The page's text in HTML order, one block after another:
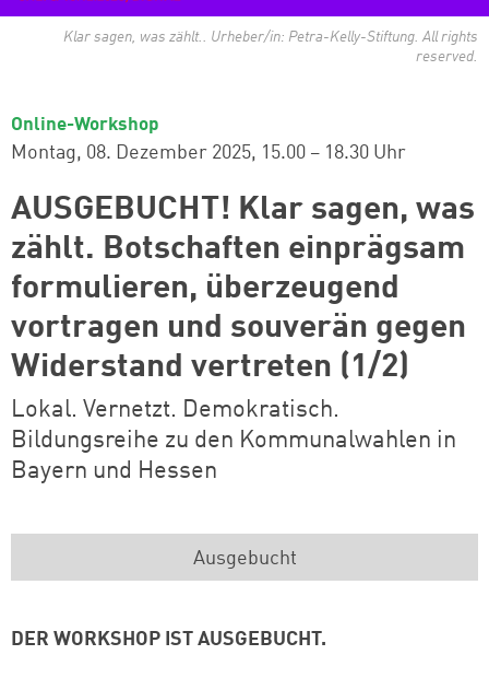
Klar sagen, was zählt.. Urheber/in: Petra-Kelly-Stiftung. All rights
reserved.
Online-Workshop
Montag, 08. Dezember 2025 15.00 – 18.30 Uhr
AUSGEBUCHT! Klar sagen, was
zählt. Botschaften einprägsam
formulieren, überzeugend
vortragen und souverän gegen
Widerstand vertreten (1/2)
Lokal. Vernetzt. Demokratisch.
Bildungsreihe zu den Kommunalwahlen in
Bayern und Hessen
Ausgebucht
DER WORKSHOP IST AUSGEBUCHT.